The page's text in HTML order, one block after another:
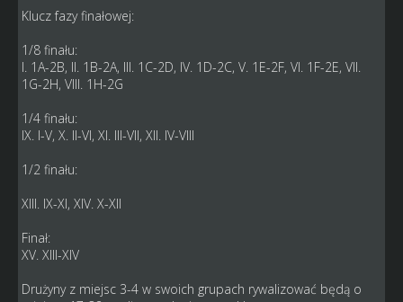
Klucz fazy finałowej:
1/8 finału:
I. 1A-2B, II. 1B-2A, III. 1C-2D, IV. 1D-2C, V. 1E-2F, VI. 1F-2E, VII.
1G-2H, VIII. 1H-2G
1/4 finału:
IX. I-V, X. II-VI, XI. III-VII, XII. IV-VIII
1/2 finału:
XIII. IX-XI, XIV. X-XII
Finał:
XV. XIII-XIV
Drużyny z miejsc 3-4 w swoich grupach rywalizować będą o